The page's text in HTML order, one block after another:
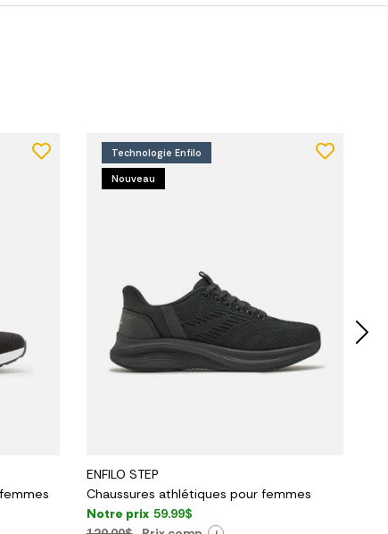
Technologie Enfilo
Nouveau
ENFILO STEP
Chaussures athlétiques pour femmes
Notre prix 59.99$